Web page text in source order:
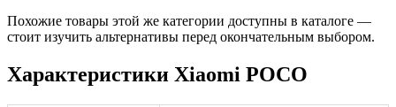
Похожие товары этой же категории доступны в каталоге —
стоит изучить альтернативы перед окончательным выбором.
Характеристики Xiaomi POCO